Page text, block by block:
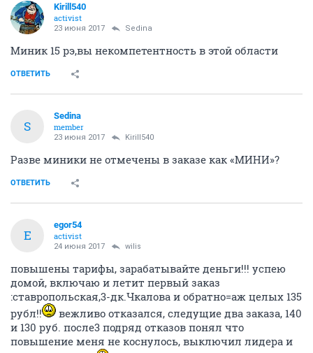
Kirill540
activist
23 июня 2017 Sedina
Миник 15 рэ,вы некомпетентность в этой области
ОТВЕТИТЬ
S
Sedina
member
23 июня 2017 Kirill540
Разве миники не отмечены в заказе как «МИНИ»?
ОТВЕТИТЬ
E
egor54
activist
24 июня 2017 wilis
повышены тарифы, зарабатывайте деньги!!! успею
домой, включаю и летит первый заказ
:ставропольская,3-дк.Чкалова и обратно=аж целых 135
рубл!!
вежливо отказался, следущие два заказа, 140
и 130 руб. после3 подряд отказов понял что
повышение меня не коснулось, выключил лидера и